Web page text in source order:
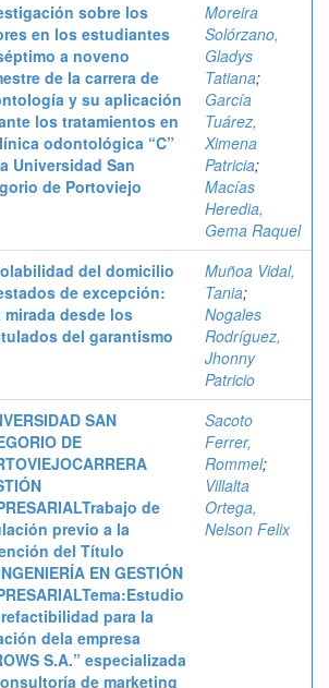
sobre los
en los estudiantes
a noveno
de la carrera de
y su aplicación
los tratamientos en
odontológica “C”
Universidad San
de Portoviejo
Moreira
Solórzano,
Gladys
Tatiana;
García
Tuárez,
Ximena
Patricia;
Macías
Heredia,
Gema Raquel
del domicilio
de excepción:
mirada desde los
del garantismo
Muñoa Vidal,
Tania;
Nogales
Rodríguez,
Jhonny
Patricio
SAN
DE
de
previo a la
del Título
EN GESTIÓN
para la
dela empresa
S.A.” especializada
de marketing
Sacoto
Ferrer,
Rommel;
Villalta
Ortega,
Nelson Felix